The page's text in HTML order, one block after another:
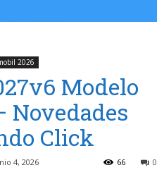
2026
Modelo
Novedades
Click
4, 2026 0
66